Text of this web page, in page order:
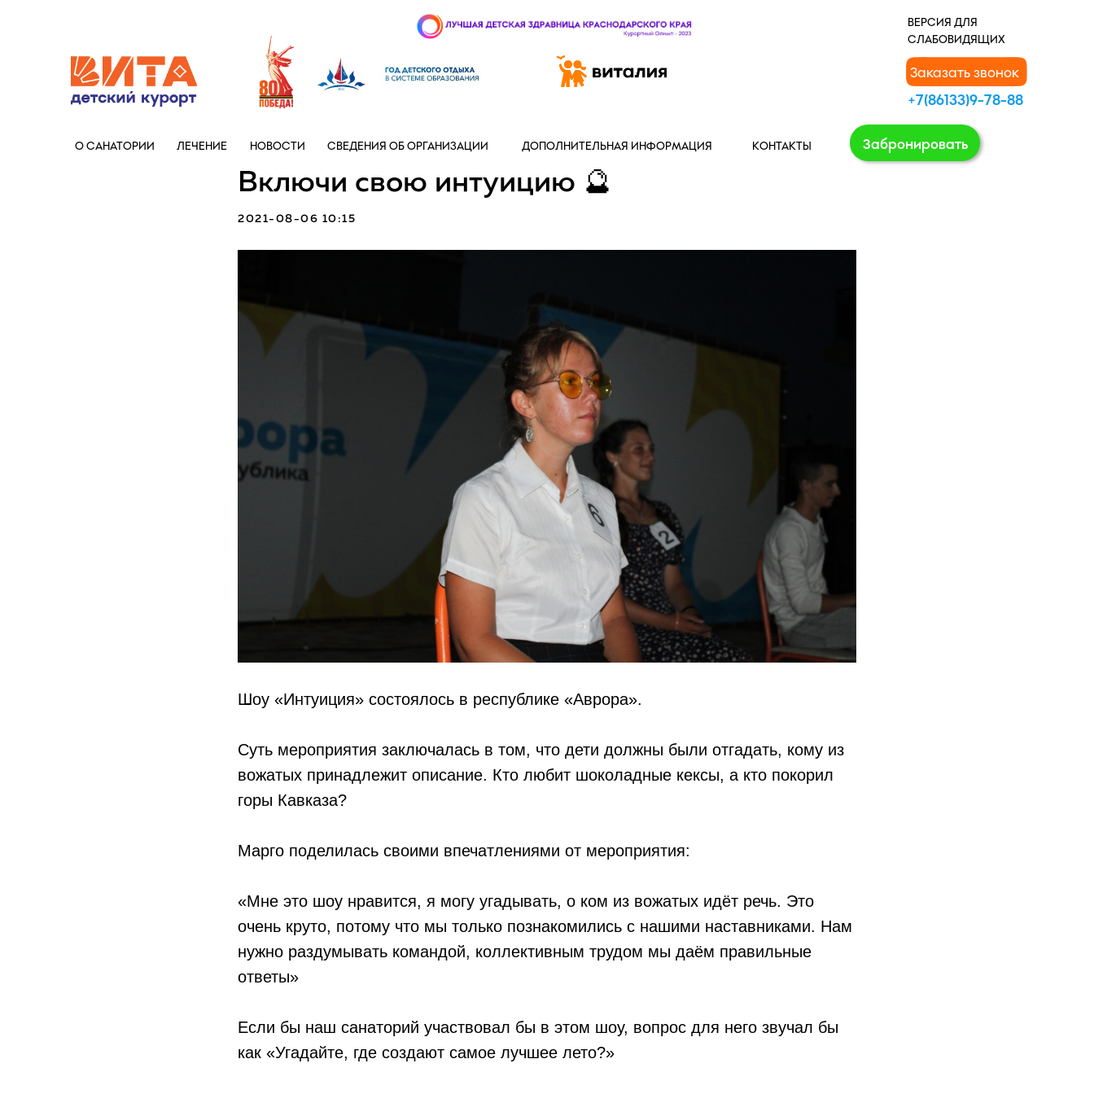
+7 (86133) 97-888 Заказать звонок
+7(86133)9-78-88
ВЕРСИЯ ДЛЯ
СЛАБОВИДЯЩИХ
О САНАТОРИИ Забронировать
КОНТАКТЫ
НОВОСТИ СВЕДЕНИЯ ОБ ОРГАНИЗАЦИИ ДОПОЛНИТЕЛЬНАЯ ИНФОРМАЦИЯ
ЛЕЧЕНИЕ
Включи свою интуицию 🔮
2021-08-06 10:15
Шоу «Интуиция» состоялось в республике «Аврора».
Суть мероприятия заключалась в том, что дети должны были отгадать, кому из
вожатых принадлежит описание. Кто любит шоколадные кексы, а кто покорил
горы Кавказа?
Марго поделилась своими впечатлениями от мероприятия:
«Мне это шоу нравится, я могу угадывать, о ком из вожатых идёт речь. Это
очень круто, потому что мы только познакомились с нашими наставниками. Нам
нужно раздумывать командой, коллективным трудом мы даём правильные
ответы»
Если бы наш санаторий участвовал бы в этом шоу, вопрос для него звучал бы
как «Угадайте, где создают самое лучшее лето?»